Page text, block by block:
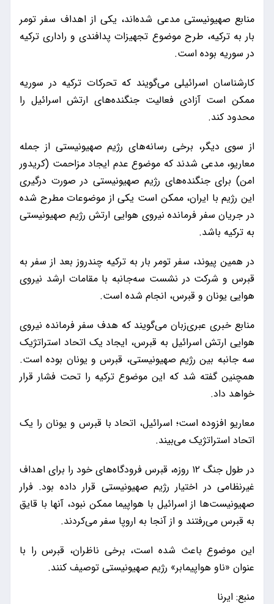
منابع صهیونیستی مدعی شده‌اند، یکی از اهداف سفر تومر
بار به ترکیه، طرح موضوع تجهیزات پدافندی و راداری ترکیه
در سوریه بوده است.
کارشناسان اسرائیلی می‌گویند که تحرکات ترکیه در سوریه
ممکن است آزادی فعالیت جنگنده‌های ارتش اسرائیل را
محدود کند.
از سوی دیگر، برخی رسانه‌های رژیم صهیونیستی از جمله
معاریو، مدعی شدند که موضوع عدم ایجاد مزاحمت (کریدور
امن) برای جنگنده‌های رژیم صهیونیستی در صورت درگیری
این رژیم با ایران، ممکن است یکی از موضوعات مطرح شده
در جریان سفر فرمانده نیروی هوایی ارتش رژیم صهیونیستی
به ترکیه باشد.
در همین پیوند، سفر تومر بار به ترکیه چندروز بعد از سفر به
قبرس و شرکت در نشست سه‌جانبه با مقامات ارشد نیروی
هوایی یونان و قبرس، انجام شده است.
منابع خبری عبری‌زبان می‌گویند که هدف سفر فرمانده نیروی
هوایی ارتش اسرائیل به قبرس، ایجاد یک اتحاد استراتژیک
سه جانبه بین رژیم صهیونیستی، قبرس و یونان بوده است.
همچنین گفته شد که این موضوع ترکیه را تحت فشار قرار
خواهد داد.
معاریو افزوده است؛ اسرائیل، اتحاد با قبرس و یونان را یک
اتحاد استراتژیک می‌بیند.
در طول جنگ ۱۲ روزه، قبرس فرودگاه‌های خود را برای اهداف
غیرنظامی در اختیار رژیم صهیونیستی قرار داده بود. فرار
صهیونیست‌ها از اسرائیل با هواپیما ممکن نبود، آنها با قایق
به قبرس می‌رفتند و از آنجا به اروپا سفر می‌کردند.
این موضوع باعث شده است، برخی ناظران، قبرس را با
عنوان «ناو هواپیمابر» رژیم صهیونیستی توصیف کنند.
منبع: ایرنا